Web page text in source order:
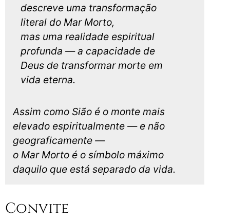
descreve uma transformação
literal do Mar Morto,
mas uma realidade espiritual
profunda — a capacidade de
Deus de transformar morte em
vida eterna.
Assim como Sião é o monte mais
elevado espiritualmente — e não
geograficamente —
o Mar Morto é o símbolo máximo
daquilo que está separado da vida.
Convite